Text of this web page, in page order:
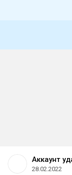
Аккаунт
28.02.2022